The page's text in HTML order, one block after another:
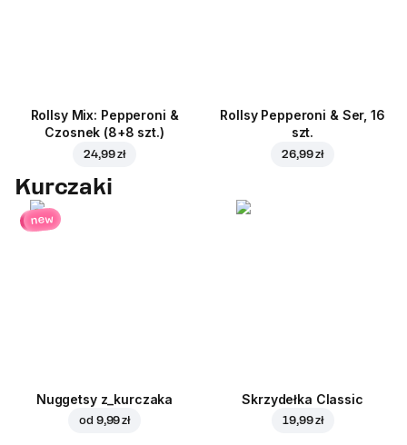
Rollsy Mix: Pepperoni &
Czosnek (8+8 szt.)
24,99 zł
Rollsy Pepperoni & Ser, 16
szt.
26,99 zł
Kurczaki
new
Nuggetsy z_kurczaka
od 9,99 zł
Skrzydełka Classic
19,99 zł